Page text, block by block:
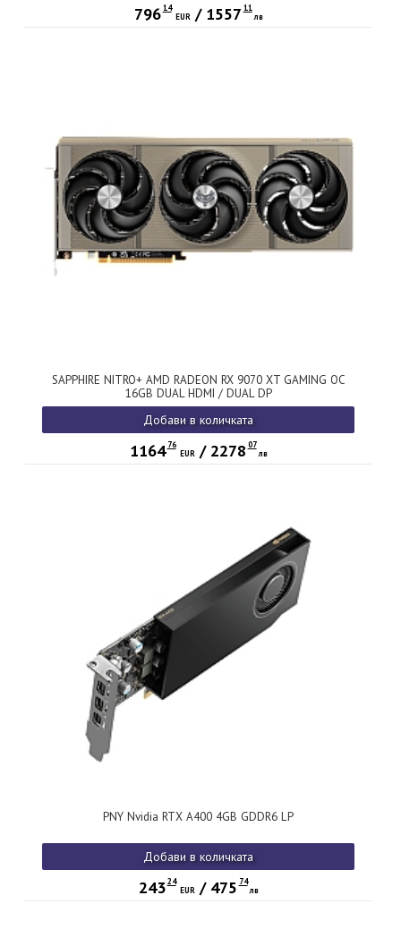
796 14
EUR/ 1557 11
лв
SAPPHIRE NITRO+ AMD RADEON RX 9070 XT GAMING OC
16GB DUAL HDMI / DUAL DP
Добави в количката
1164 76
EUR/ 2278 07
лв
PNY Nvidia RTX A400 4GB GDDR6 LP
Добави в количката
243 24
EUR/ 475 74
лв